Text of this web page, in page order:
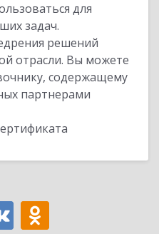
для
задач.
решений
отрасли. Вы можете
содержащему
партнерами